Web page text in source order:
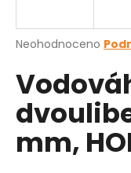
Průměrné
produktu
je
0,0
z
5
hvězdiček.
Neohodnoceno
mm,
j
t
?